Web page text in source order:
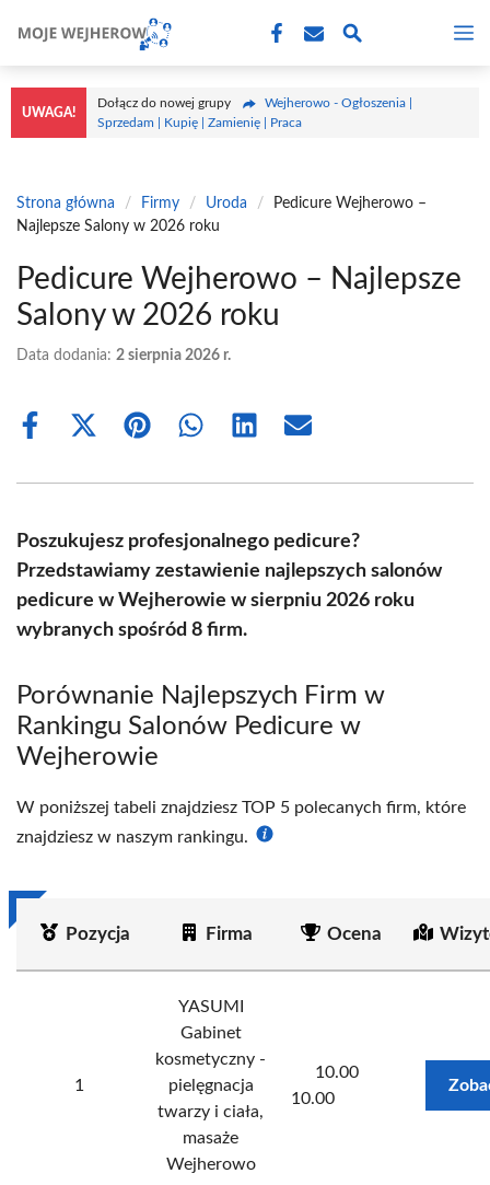
treści
UWAGA!
Dołącz do nowej grupy
Wejherowo - Ogłoszenia |
Sprzedam | Kupię | Zamienię | Praca
Strona główna / Firmy / Uroda /
Pedicure Wejherowo –
Najlepsze Salony w 2026 roku
Pedicure Wejherowo – Najlepsze
Salony w 2026 roku
Data dodania: 2 sierpnia 2026 r.
Share
Share
(Twitter)
Share Share Share Share
Poszukujesz profesjonalnego pedicure?
Przedstawiamy zestawienie najlepszych salonów
pedicure w Wejherowie w sierpniu 2026 roku
wybranych spośród 8 firm.
Porównanie Najlepszych Firm w
Rankingu Salonów Pedicure w
Wejherowie
W poniższej tabeli znajdziesz TOP 5 polecanych firm, które
znajdziesz w naszym rankingu.
Pozycja Firma Ocena
1
YASUMI
Gabinet
kosmetyczny -
pielęgnacja
twarzy i ciała,
masaże
Wejherowo
10.00
10.00